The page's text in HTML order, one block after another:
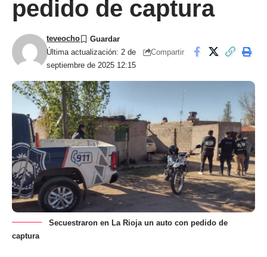
pedido de captura
Última actualización: 2 de
septiembre de 2025 12:15
teveocho
Compartir
Secuestraron en La Rioja un auto con pedido de
captura